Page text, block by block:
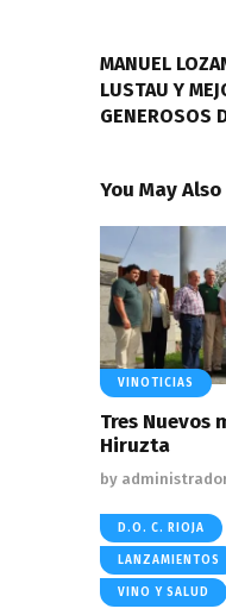
MANUEL
LUSTAU Y
GENEROSOS
You May
VINOTICIAS
Tres Nuevos
Hiruzta
by
D.O. C. RIOJA
LANZAMIENTOS
VINO Y SALUD